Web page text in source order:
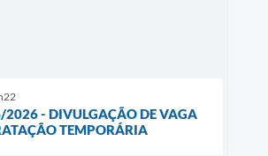
2026 - DIVULGAÇÃO DE VAGA
TEMPORÁRIA